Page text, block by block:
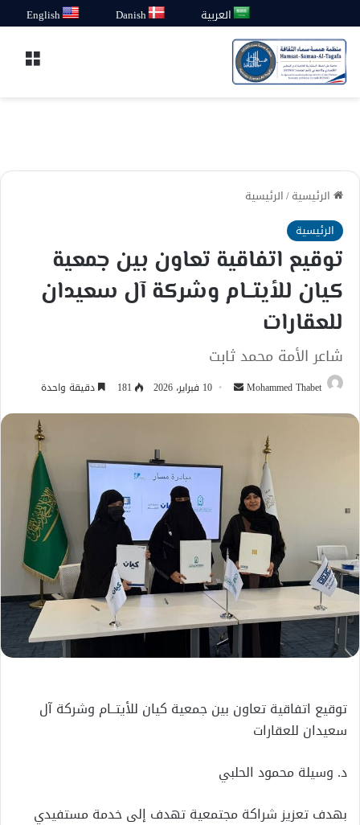
العربية Danish
English
الرئيسية/الرئيسية
الرئيسية
توقيع اتفاقية تعاون بين جمعية
كيان للأيتــام وشركة آل سعيدان
للعقارات
شاعر الأمة محمد ثابت
Mohammed Thabet
أرسل 10 فبراير، 2026 181 دقيقة واحدة
توقيع اتفاقية تعاون بين جمعية كيان للأيتــام وشركة آل
سعيدان للعقارات
د. وسيلة محمود الحلبي
بهدف تعزيز شراكة مجتمعية تهدف إلى خدمة مستفيدي